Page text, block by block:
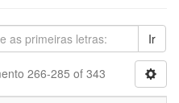
Ir
266-285 of 343